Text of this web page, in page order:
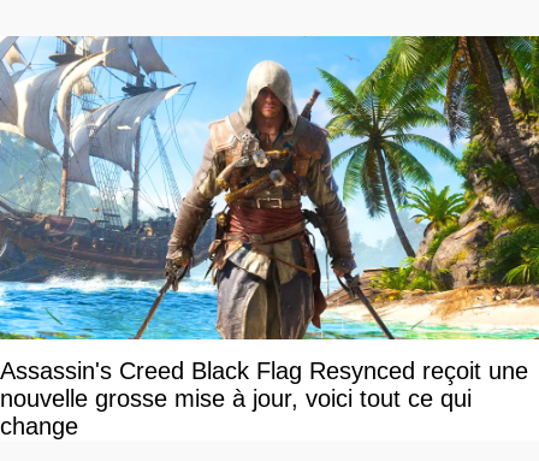
Assassin's Creed Black Flag Resynced reçoit une
nouvelle grosse mise à jour, voici tout ce qui
change